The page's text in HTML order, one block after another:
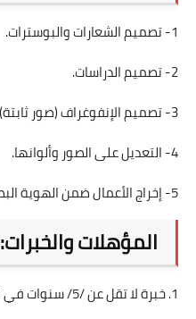
1- تصميم الشعارات والبوسترات.
2- تصميم الدراسات.
3- تصميم الإنفوغراف (صور ثابتة).
4- التعديل على الصور وألوانها.
5- إخراج الأعمال ضمن الهوية البصرية.
المؤهلات والخبرات:
1. خبرة لا تقل عن /5/ سنوات في نفس المجال.